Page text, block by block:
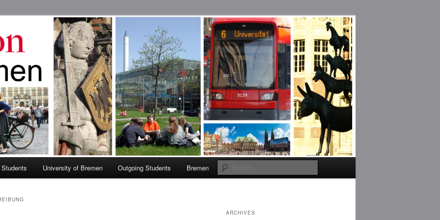
Program
University of Bremen Outgoing Students Bremen
ARCHIVES